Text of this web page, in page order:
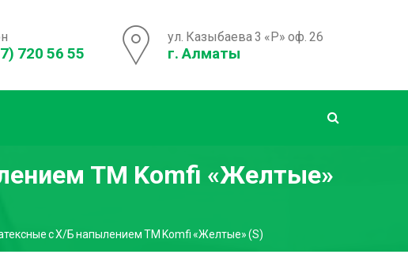
720 56 55
ул. Казыбаева 3 «Р» оф. 26
г. Алматы
ТМ Komfi «Желтые»
с Х/Б напылением ТМ Komfi «Желтые» (S)